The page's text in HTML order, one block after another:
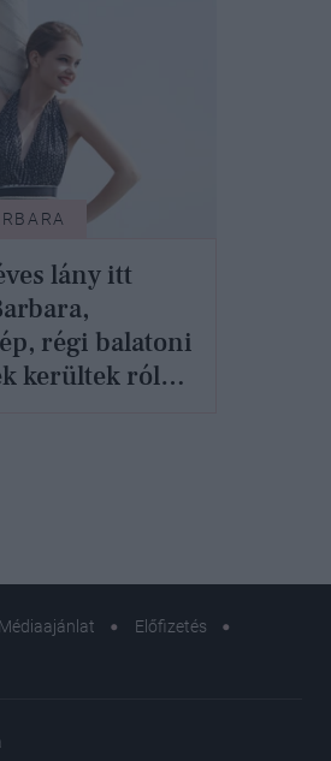
lány itt
régi balatoni
kerültek róla
Médiaajánlat
Előfizetés